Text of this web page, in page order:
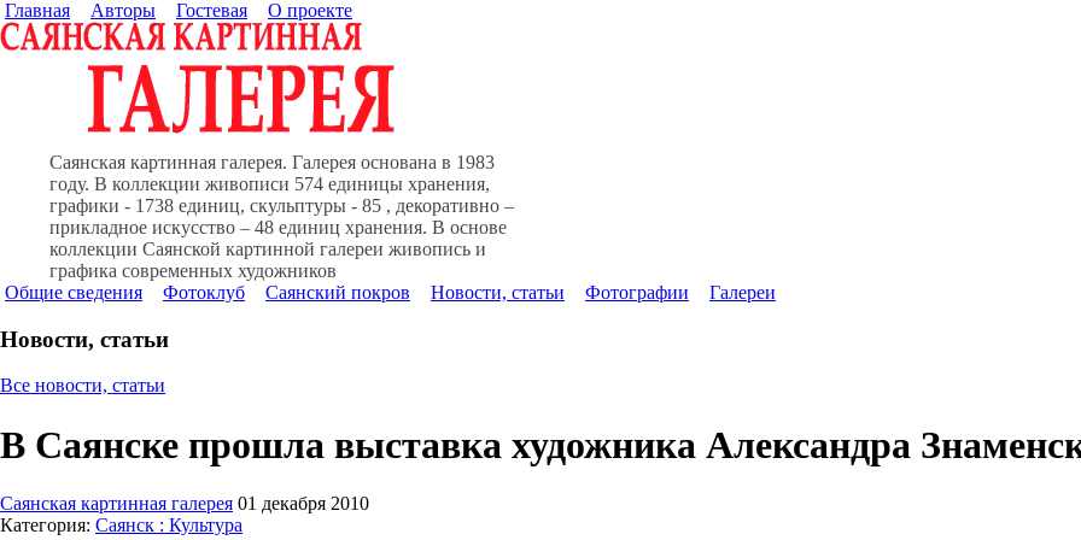
Главная Авторы Гостевая О проекте
Саянская картинная галерея. Галерея основана в 1983
году. В коллекции живописи 574 единицы хранения,
графики - 1738 единиц, скульптуры - 85 , декоративно –
прикладное искусство – 48 единиц хранения. В основе
коллекции Саянской картинной галереи живопись и
графика современных художников
Общие сведения
Фотоклуб Саянский покров Новости, статьи Фотографии Галереи
Новости, статьи
Все новости, статьи
В Саянске прошла выставка художника Александра
Саянская картинная галерея 01 декабря 2010
Категория: Саянск : Культура